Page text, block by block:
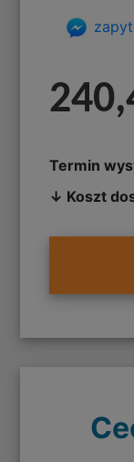
Termin
↓ Koszt